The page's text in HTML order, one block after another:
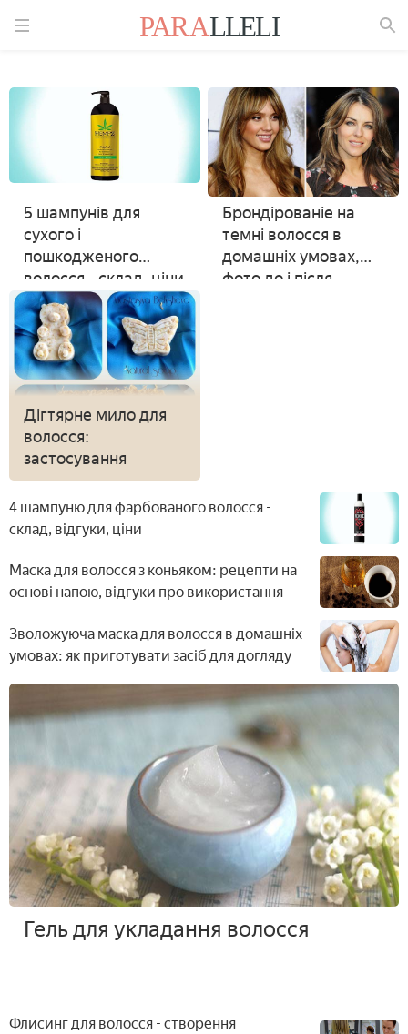
5 шампунів для
сухого і
пошкодженого
волосся - склад, ціни
Брондірованіе на
темні волосся в
домашніх умовах,
фото до і після
Дігтярне мило для
волосся:
застосування
4 шампуню для фарбованого волосся -
склад, відгуки, ціни
Маска для волосся з коньяком: рецепти на
основі напою, відгуки про використання
Зволожуюча маска для волосся в домашніх
умовах: як приготувати засіб для догляду
Гель для укладання волосся
Флисинг для волосся - створення